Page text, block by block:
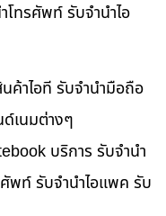
โทรศัพท์ รับจำนำไอ
ค้าไอที รับจำนำมือถือ
เนมต่างๆ
บริการ รับจำนำ
พท์ รับจำนำไอแพค รับ